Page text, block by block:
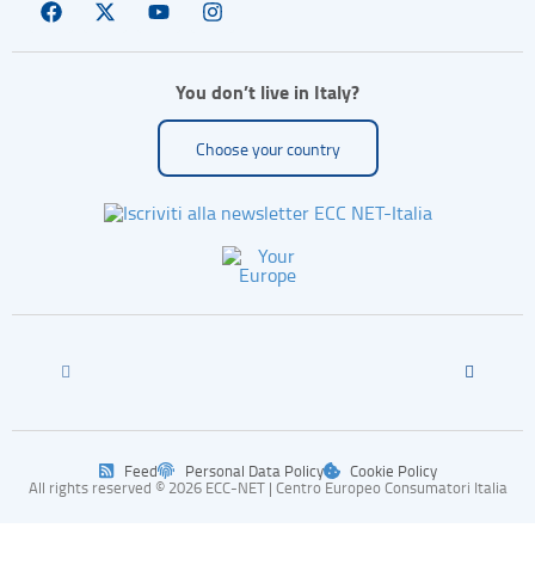
You don’t live in Italy?
Choose your country
All rights reserved © 2026 ECC-NET | Centro Europeo Consumatori Italia
Feed Personal Data Policy Cookie Policy